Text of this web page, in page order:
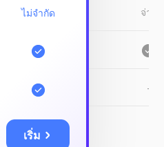
ไม่จำกัด
เริ่ม
จ่าย
-